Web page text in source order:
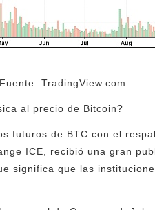
TradingView.com
al precio de Bitcoin?
futuros de BTC con el
ICE, recibió una gran
significa que las